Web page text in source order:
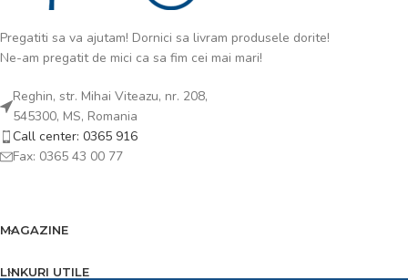
Pregatiti sa va ajutam! Dornici sa livram produsele dorite!
Ne-am pregatit de mici ca sa fim cei mai mari!
Reghin, str. Mihai Viteazu, nr. 208,
545300, MS, Romania
Call center: 0365 916
Fax: 0365 43 00 77
MAGAZINE
LINKURI UTILE